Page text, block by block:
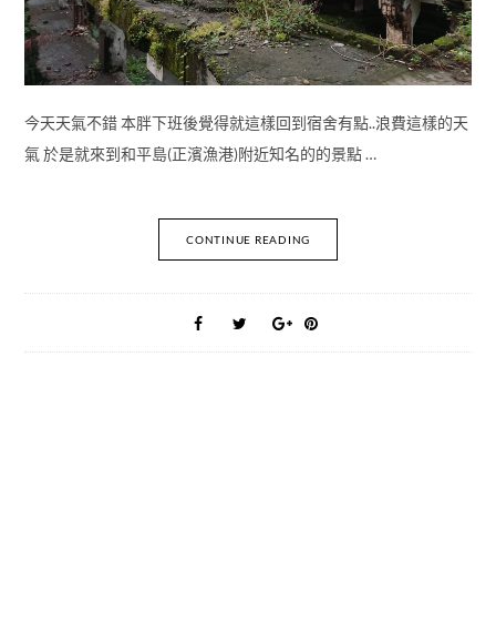
今天天氣不錯 本胖下班後覺得就這樣回到宿舍有點..浪費這樣的天
氣 於是就來到和平島(正濱漁港)附近知名的的景點 …
CONTINUE READING